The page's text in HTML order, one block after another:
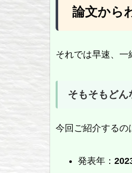
論文から
それでは早速、
そもそもどん
今回ご紹介するの
発表年：